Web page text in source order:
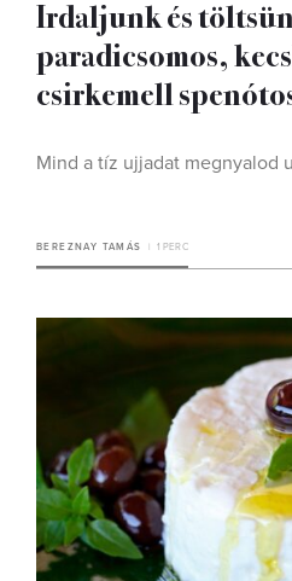
Irdaljunk és
paradicsomos,
csirkemell
Mind a tíz ujjadat megnyalod
BEREZNAY TAMÁS 1 PERC